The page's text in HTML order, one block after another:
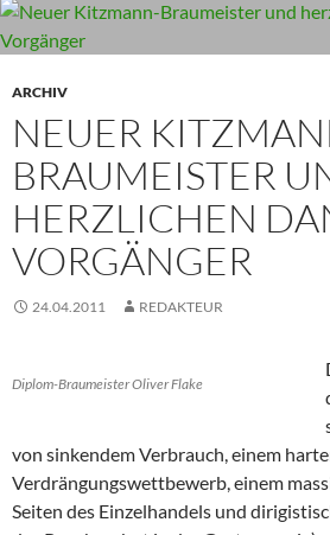
ARCHIV
NEUER
BRAUMEISTER
HERZLICHEN
VORGÄNGER
24.04.2011 REDAKTEUR
Diplom-Braumeister Oliver Flake
von sinkendem Verbrauch, einem
Verdrängungswettbewerb, einem
Seiten des Einzelhandels und